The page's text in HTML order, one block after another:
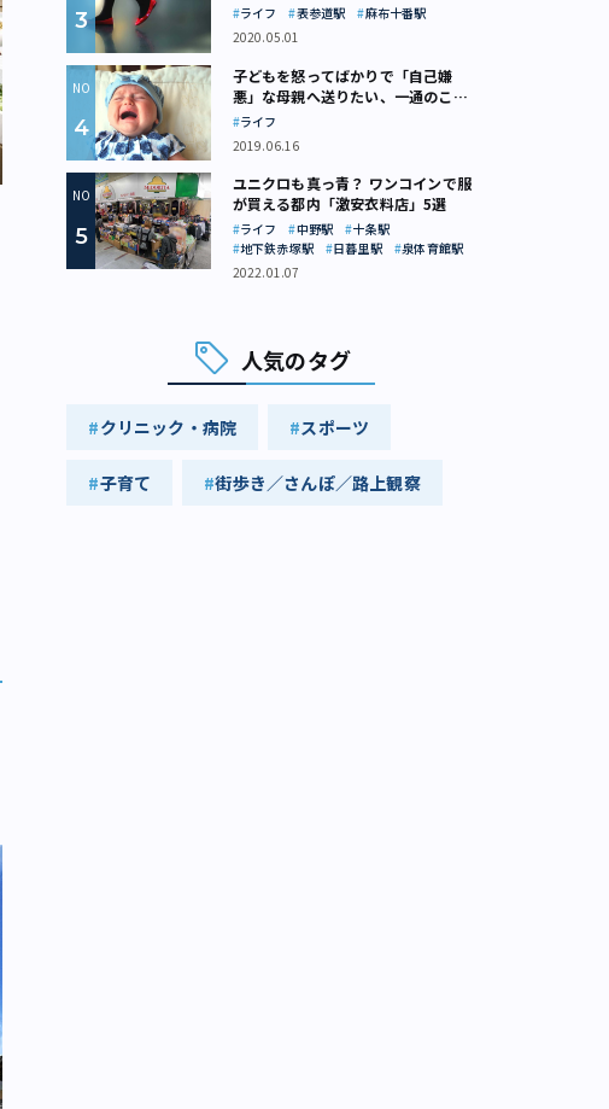
ライフ 表参道駅
麻布十番駅
2020.05.01
子どもを怒ってばかりで「自己嫌
悪」な母親へ送りたい、一通のここ
ろの処方箋
ライフ
2019.06.16
ユニクロも真っ青？ ワンコインで服
が買える都内「激安衣料店」5選
ライフ 中野駅
十条駅
地下鉄赤塚駅
日暮里駅
泉体育館駅
2022.01.07
人気のタグ
クリニック・病院 スポーツ
子育て 街歩き／さんぽ／路上観察